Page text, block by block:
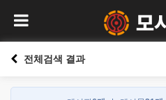
전체검색 결과